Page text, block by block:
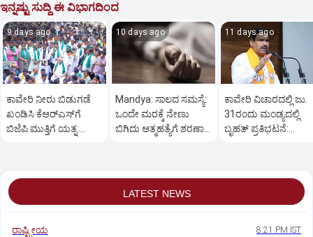
ಇನ್ನಷ್ಟು ಸುದ್ದಿ ಈ ವಿಭಾಗದಿಂದ
9 days ago
ಕಾವೇರಿ ನೀರು ಬಿಡುಗಡೆ
ಖಂಡಿಸಿ ಕೆಆರ್‌ಎಸ್‌ಗೆ
ಬಿಜೆಪಿ ಮುತ್ತಿಗೆ ಯತ್ನ:
10 days ago
Mandya: ಸಾಲದ ಸಮಸ್ಯೆ:
ಒಂದೇ ಮರಕ್ಕೆ ನೇಣು
ಬಿಗಿದು ಆತ್ಮಹತ್ಯೆಗೆ ಶರಣಾದ
11 days ago
ಕಾವೇರಿ ವಿಚಾರದಲ್ಲಿ ಜು.
31ರಂದು ಮಂಡ್ಯದಲ್ಲಿ
ಬೃಹತ್ ಪ್ರತಿಭಟನೆ:
LATEST NEWS
ರಾಷ್ಟ್ರೀಯ 8:21 PM IST